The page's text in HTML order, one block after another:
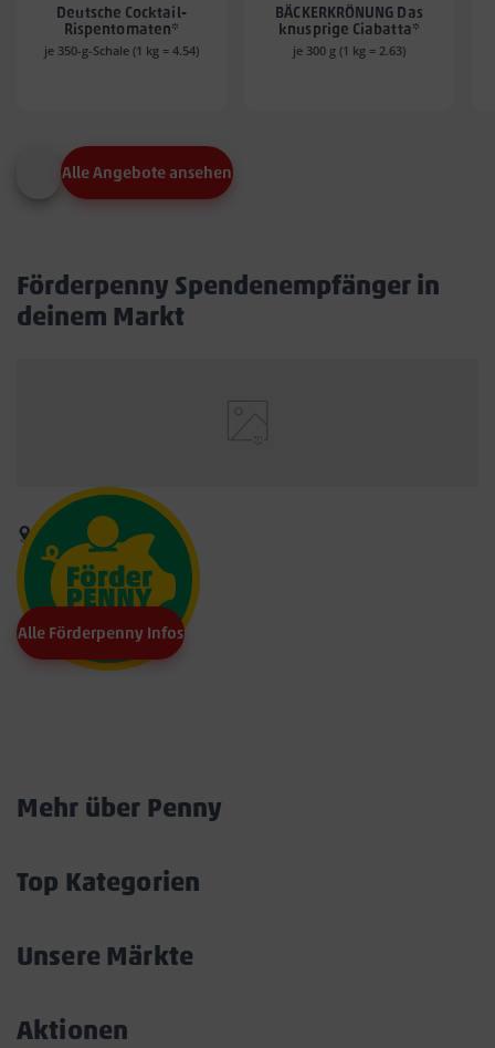
Deutsche Cocktail-
Rispentomaten*
je 350-g-Schale (1 kg = 4.54)
BÄCKERKRÖNUNG Das
knusprige Ciabatta*
je 300 g (1 kg = 2.63)
Alle Angebote ansehen
Förderpenny Spendenempfänger in
deinem Markt
Alle Förderpenny Infos
Mehr über Penny
Top Kategorien
Unsere Märkte
Aktionen